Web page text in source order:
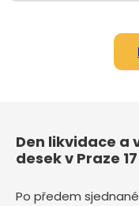
Den likvidace a
desek v Praze
Po předem